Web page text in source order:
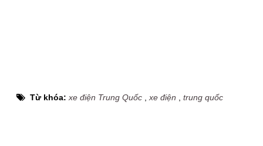
Từ khóa:xe điện Trung Quốc ,xe điện ,trung quốc